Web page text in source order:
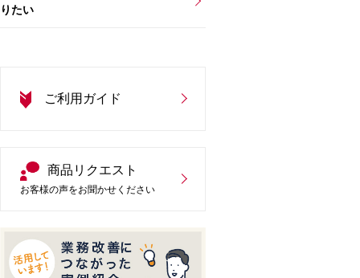
りたい
ご利用ガイド
商品リクエスト
お客様の声をお聞かせください